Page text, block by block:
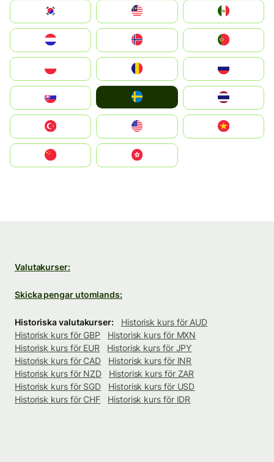
South Korea
United States
中國香港特別行政區
Valutakurser:
Skicka pengar utomlands:
Historiska valutakurser:
Historisk kurs för AUD
Historisk kurs för GBP
Historisk kurs för MXN
Historisk kurs för EUR
Historisk kurs för JPY
Historisk kurs för CAD
Historisk kurs för INR
Historisk kurs för NZD
Historisk kurs för ZAR
Historisk kurs för SGD
Historisk kurs för USD
Historisk kurs för CHF
Historisk kurs för IDR